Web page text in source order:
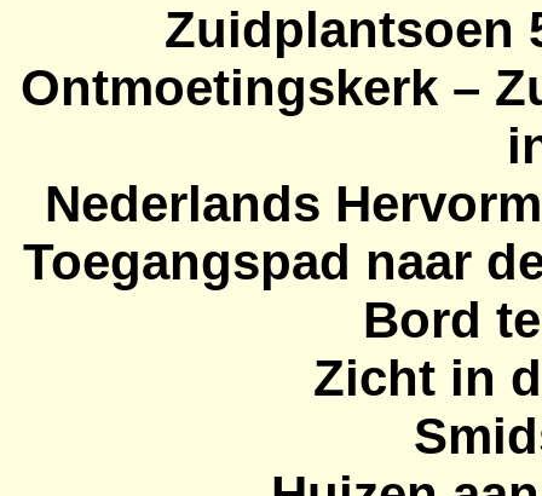
Zuidplantsoen
Ontmoetingskerk –
Nederlands
Toegangspad naar
Bord
Zicht in